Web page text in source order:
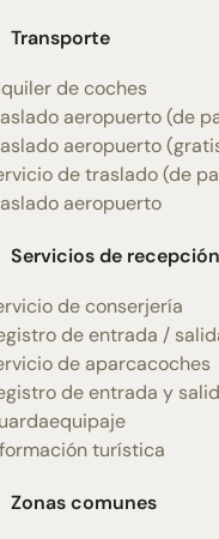
Transporte
de coches
aeropuerto (de
aeropuerto
de traslado (de
aeropuerto
Servicios de recepción
de conserjería
de entrada /
de aparcacoches
de entrada y
turística
Zonas comunes